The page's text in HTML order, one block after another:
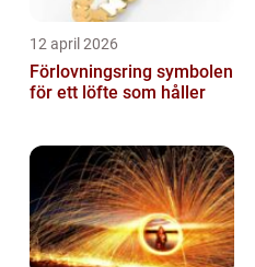
12 april 2026
Förlovningsring symbolen
för ett löfte som håller